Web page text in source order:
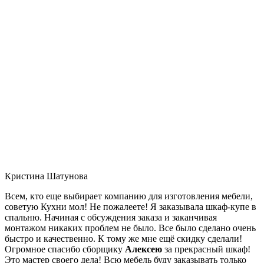
Кристина Шатунова
Всем, кто еще выбирает компанию для изготовления мебели,
советую Кухни мол! Не пожалеете! Я заказывала шкаф-купе в
спальню. Начиная с обсуждения заказа и заканчивая
монтажом никаких проблем не было. Все было сделано очень
быстро и качественно. К тому же мне ещё скидку сделали!
Огромное спасибо сборщику Алексею за прекрасный шкаф!
Это мастер своего дела! Всю мебель буду заказывать только